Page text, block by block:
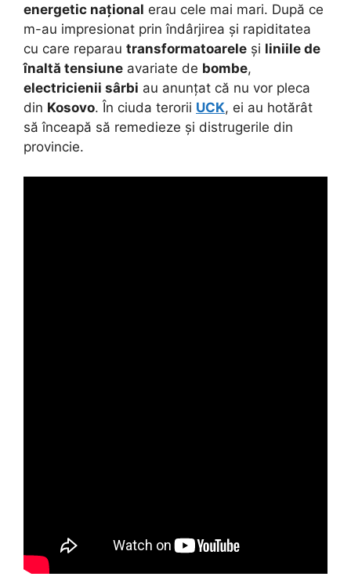
energetic național erau cele mai mari. După ce
m-au impresionat prin îndârjirea și rapiditatea
cu care reparau transformatoarele și liniile de
înaltă tensiune avariate de bombe,
electricienii sârbi au anunțat că nu vor pleca
din Kosovo. În ciuda terorii UCK, ei au hotărât
să înceapă să remedieze și distrugerile din
provincie.